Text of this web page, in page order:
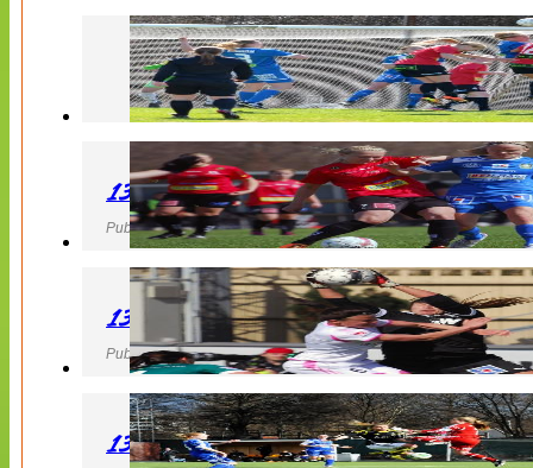
130427 LB 07 – QBIK
Publicerad 27 April 2013, 22:40
130427 IF Limhamn Bunkeflo – QBIK
Publicerad 27 April 2013, 21:10
130427 LdB FC Malmö – Mallbackens IF